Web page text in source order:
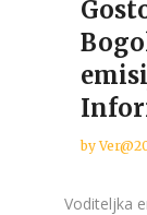
by
Voditeljka